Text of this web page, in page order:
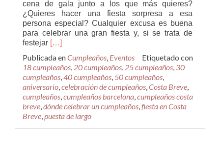
cena de gala junto a los que más quieres?
¿Quieres hacer una fiesta sorpresa a esa
persona especial? Cualquier excusa es buena
para celebrar una gran fiesta y, si se trata de
festejar Leer
de
cumpleaños
[…]
Publicada enCumpleaños, Eventos
Etiquetado con
18 cumpleaños, 20 cumpleaños, 25 cumpleaños, 30
cumpleaños,40 cumpleaños, 50 cumpleaños,
aniversario,celebración de cumpleaños,Costa Breve,
cumpleaños,cumpleaños barcelona,cumpleaños costa
breve,dónde celebrar un cumpleaños,fiesta en Costa
Breve,puesta de largo